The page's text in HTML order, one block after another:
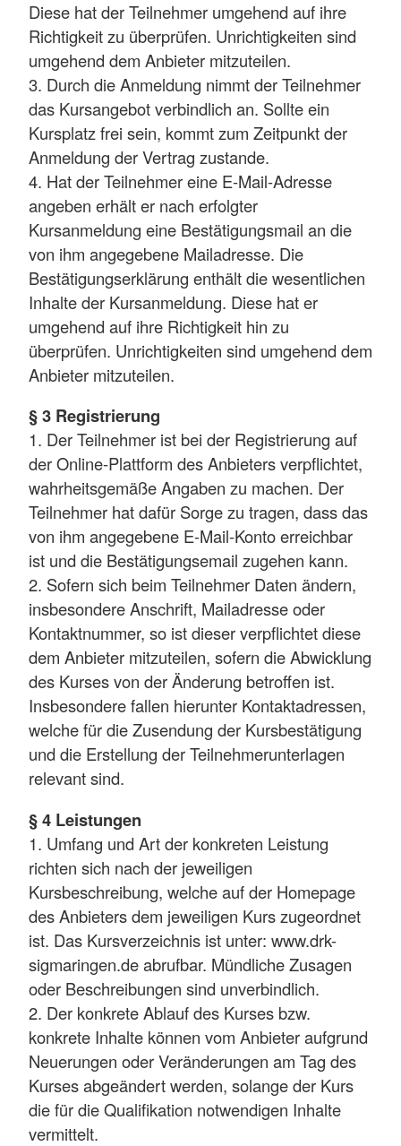
Diese hat der Teilnehmer umgehend auf ihre
Richtigkeit zu überprüfen. Unrichtigkeiten sind
umgehend dem Anbieter mitzuteilen.
3. Durch die Anmeldung nimmt der Teilnehmer
das Kursangebot verbindlich an. Sollte ein
Kursplatz frei sein, kommt zum Zeitpunkt der
Anmeldung der Vertrag zustande.
4. Hat der Teilnehmer eine E-Mail-Adresse
angeben erhält er nach erfolgter
Kursanmeldung eine Bestätigungsmail an die
von ihm angegebene Mailadresse. Die
Bestätigungserklärung enthält die wesentlichen
Inhalte der Kursanmeldung. Diese hat er
umgehend auf ihre Richtigkeit hin zu
überprüfen. Unrichtigkeiten sind umgehend dem
Anbieter mitzuteilen.
§ 3 Registrierung
1. Der Teilnehmer ist bei der Registrierung auf
der Online-Plattform des Anbieters verpflichtet,
wahrheitsgemäße Angaben zu machen. Der
Teilnehmer hat dafür Sorge zu tragen, dass das
von ihm angegebene E-Mail-Konto erreichbar
ist und die Bestätigungsemail zugehen kann.
2. Sofern sich beim Teilnehmer Daten ändern,
insbesondere Anschrift, Mailadresse oder
Kontaktnummer, so ist dieser verpflichtet diese
dem Anbieter mitzuteilen, sofern die Abwicklung
des Kurses von der Änderung betroffen ist.
Insbesondere fallen hierunter Kontaktadressen,
welche für die Zusendung der Kursbestätigung
und die Erstellung der Teilnehmerunterlagen
relevant sind.
§ 4 Leistungen
1. Umfang und Art der konkreten Leistung
richten sich nach der jeweiligen
Kursbeschreibung, welche auf der Homepage
des Anbieters dem jeweiligen Kurs zugeordnet
ist. Das Kursverzeichnis ist unter: www.drk-
sigmaringen.de abrufbar. Mündliche Zusagen
oder Beschreibungen sind unverbindlich.
2. Der konkrete Ablauf des Kurses bzw.
konkrete Inhalte können vom Anbieter aufgrund
Neuerungen oder Veränderungen am Tag des
Kurses abgeändert werden, solange der Kurs
die für die Qualifikation notwendigen Inhalte
vermittelt.